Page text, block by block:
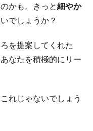
かも。きっと細やか
でしょうか？
を提案してくれた
なたを積極的にリー
れじゃないでしょう